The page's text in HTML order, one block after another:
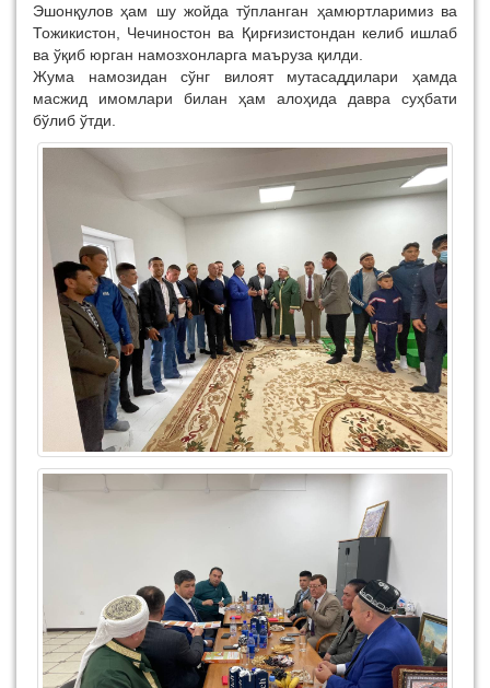
Эшонқулов ҳам шу жойда тўпланган ҳамюртларимиз ва
Тожикистон, Чечиностон ва Қирғизистондан келиб ишлаб
ва ўқиб юрган намозхонларга маъруза қилди.
Жума намозидан сўнг вилоят мутасаддилари ҳамда
масжид имомлари билан ҳам алоҳида давра суҳбати
бўлиб ўтди.